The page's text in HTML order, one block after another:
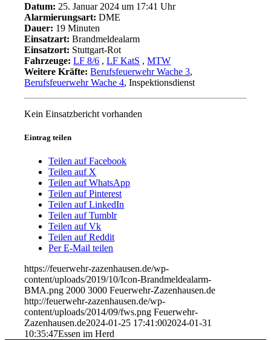
Datum: 25. Januar 2024 um 17:41 Uhr
Alarmierungsart: DME
Dauer: 19 Minuten
Einsatzart: Brandmeldealarm
Einsatzort: Stuttgart-Rot
Fahrzeuge: LF 8/6 ,LF KatS ,MTW
Weitere Kräfte: Berufsfeuerwehr Wache 3,
Berufsfeuerwehr Wache 4, Inspektionsdienst
Kein Einsatzbericht vorhanden
Eintrag teilen
Teilen auf Facebook
Teilen auf X
Teilen auf WhatsApp
Teilen auf Pinterest
Teilen auf LinkedIn
Teilen auf Tumblr
Teilen auf Vk
Teilen auf Reddit
Per E-Mail teilen
https://feuerwehr-zazenhausen.de/wp-
content/uploads/2019/10/Icon-Brandmeldealarm-
BMA.png 2000 3000 Feuerwehr-Zazenhausen.de
http://feuerwehr-zazenhausen.de/wp-
content/uploads/2014/09/fws.png Feuerwehr-
Zazenhausen.de2024-01-25 17:41:002024-01-31
10:35:47Essen im Herd